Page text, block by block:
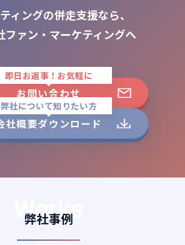
ィングの併走支援なら、
ファン・マーケティングへ
即日お返事！お気軽に
お問い合わせ
弊社について知りたい方
社概要ダウンロード
弊社事例
Works